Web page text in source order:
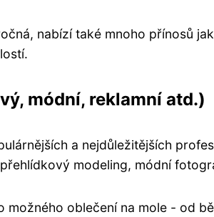
nabízí také mnoho přínosů
módní, reklamní atd.)
a nejdůležitějších
modeling, módní
možného oblečení na mole - od